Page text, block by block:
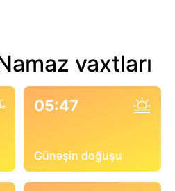
vaxtları
05:47
Günəşin doğuşu